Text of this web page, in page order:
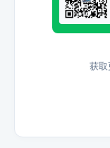
获取